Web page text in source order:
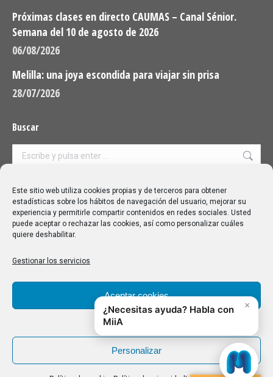
Este sitio web utiliza cookies propias y de terceros para obtener
estadísticas sobre los hábitos de navegación del usuario, mejorar su
experiencia y permitirle compartir contenidos en redes sociales. Usted
puede aceptar o rechazar las cookies, así como personalizar cuáles
quiere deshabilitar.
Gestionar los servicios
Aceptar cookies
Denegar
Personalizar
Próximas clases en directo CAUMAS – Canal Sénior.
Semana del 10 de agosto de 2026
06/08/2026
Melilla: una joya escondida para viajar sin prisa
28/07/2026
Buscar
Buscar:
Aviso Legal|Política de privacidad|Política de cookies